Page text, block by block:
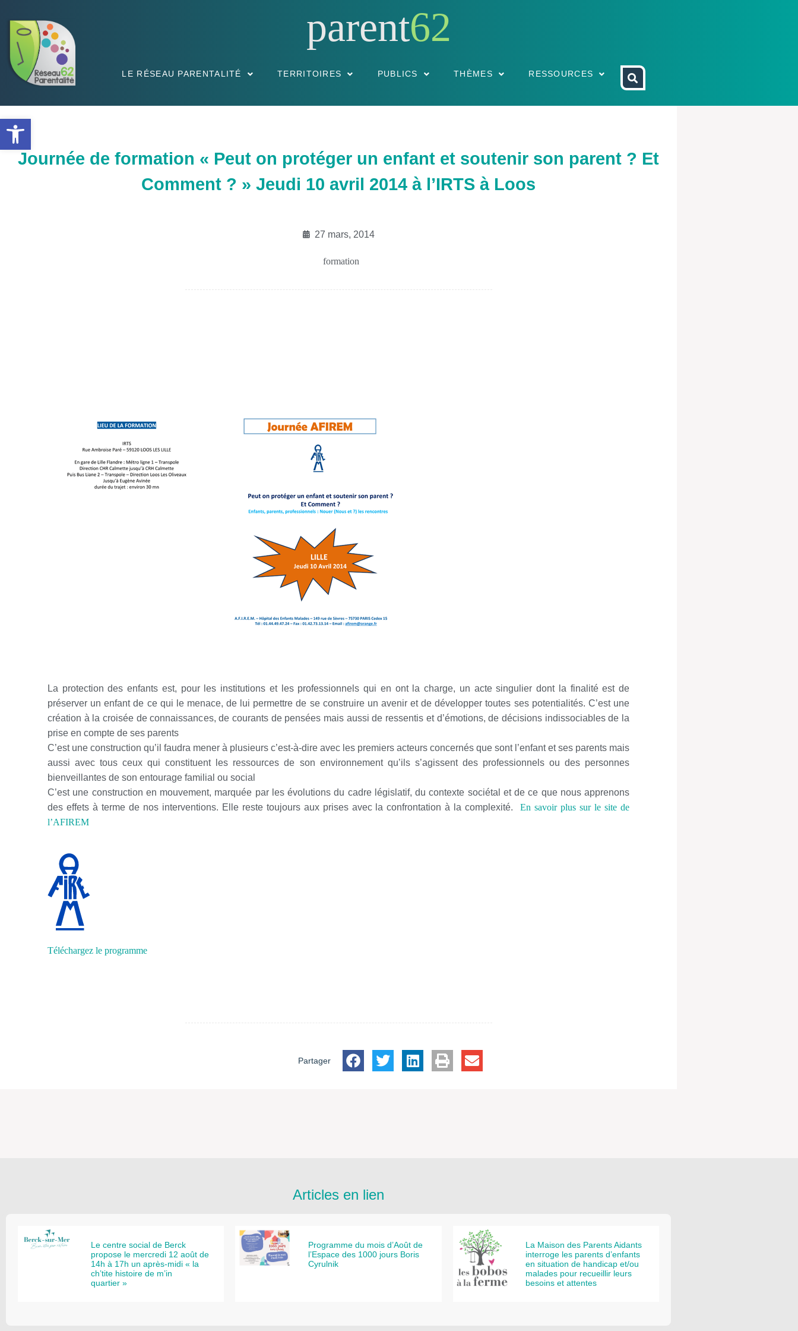
Ouvrir la barre d’outils
parent62
LE RÉSEAU PARENTALITÉ TERRITOIRES PUBLICS THÈMES RESSOURCES
Journée de formation « Peut on protéger un enfant et soutenir son parent ? Et
Comment ? » Jeudi 10 avril 2014 à l’IRTS à Loos
27 mars, 2014
formation
La protection des enfants est, pour les institutions et les professionnels qui en ont la charge, un acte singulier dont la finalité est de
préserver un enfant de ce qui le menace, de lui permettre de se construire un avenir et de développer toutes ses potentialités. C’est une
création à la croisée de connaissances, de courants de pensées mais aussi de ressentis et d’émotions, de décisions indissociables de la
prise en compte de ses parents
C’est une construction qu’il faudra mener à plusieurs c’est-à-dire avec les premiers acteurs concernés que sont l’enfant et ses parents mais
aussi avec tous ceux qui constituent les ressources de son environnement qu’ils s’agissent des professionnels ou des personnes
bienveillantes de son entourage familial ou social
C’est une construction en mouvement, marquée par les évolutions du cadre législatif, du contexte sociétal et de ce que nous apprenons
des effets à terme de nos interventions. Elle reste toujours aux prises avec la confrontation à la complexité.En savoir plus sur le site de
l’AFIREM
Téléchargez le programme
Partager
Articles en lien
Le centre social de Berck
propose le mercredi 12 août de
14h à 17h un après-midi « la
ch’tite histoire de m’in
quartier »
Programme du mois d’Août de
l’Espace des 1000 jours Boris
Cyrulnik
La Maison des Parents Aidants
interroge les parents d’enfants
en situation de handicap et/ou
malades pour recueillir leurs
besoins et attentes